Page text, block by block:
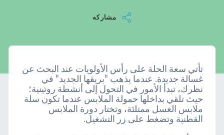
مشاركه
تأتي سعة الحلة على رأس الأولويات عند البحث عن
غسالة جديدة. عندما يذهب "بريقها الجديد" في
نظرك، تبدأ الأمور في التحول إلى أنشطة روتينية؛
حيث تلقي بداخلها حمولة الملابس عندما تكون سلة
ملابس الغسل ممتلئة، وتختار دورة الملابس
القطنية وتضغط على زر التشغيل.